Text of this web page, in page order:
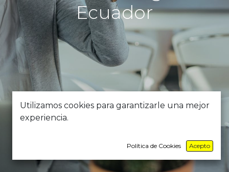
Ecuador
Utilizamos cookies para garantizarle una mejor
experiencia.
Política de Cookies Acepto